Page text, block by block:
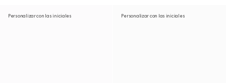
Personalizar con las iniciales Personalizar con las iniciales